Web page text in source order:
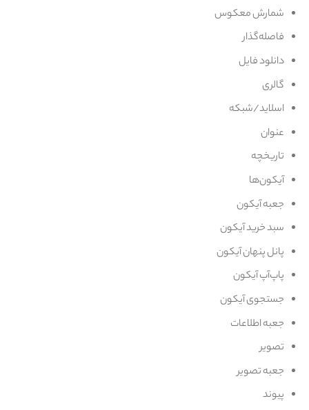
شمارش معکوس
فاصله‌گذار
دانلود فایل
گالری
اسلاید/شبکه
عنوان
تاریخچه
آیکون‌ها
جعبه آیکون
سبد خرید آیکون
پانل پنهان آیکون
پاپ‌آپ آیکون
جستجوی آیکون
جعبه اطلاعات
تصویر
جعبه تصویر
پیوند